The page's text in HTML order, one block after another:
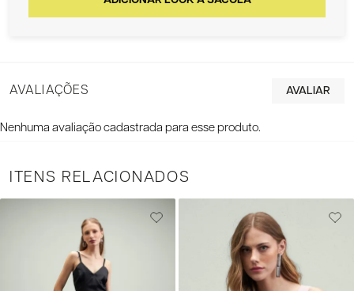
AVALIAÇÕES
Nenhuma avaliação cadastrada para esse produto.
ITENS RELACIONADOS